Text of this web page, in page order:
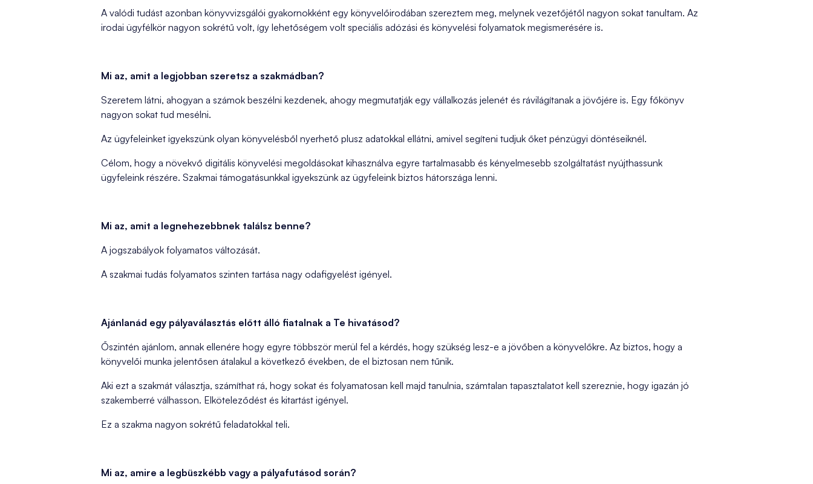
A valódi tudást azonban könyvvizsgálói gyakornokként egy könyvelőirodában szereztem meg, melynek vezetőjétől nagyon sokat tanultam. Az
irodai ügyfélkör nagyon sokrétű volt, így lehetőségem volt speciális adózási és könyvelési folyamatok megismerésére is.
Mi az, amit a legjobban szeretsz a szakmádban?
Szeretem látni, ahogyan a számok beszélni kezdenek, ahogy megmutatják egy vállalkozás jelenét és rávilágítanak a jövőjére is. Egy főkönyv
nagyon sokat tud mesélni.
Az ügyfeleinket igyekszünk olyan könyvelésből nyerhető plusz adatokkal ellátni, amivel segíteni tudjuk őket pénzügyi döntéseiknél.
Célom, hogy a növekvő digitális könyvelési megoldásokat kihasználva egyre tartalmasabb és kényelmesebb szolgáltatást nyújthassunk
ügyfeleink részére. Szakmai támogatásunkkal igyekszünk az ügyfeleink biztos hátországa lenni.
Mi az, amit a legnehezebbnek találsz benne?
A jogszabályok folyamatos változását.
A szakmai tudás folyamatos szinten tartása nagy odafigyelést igényel.
Ajánlanád egy pályaválasztás előtt álló fiatalnak a Te hivatásod?
Őszintén ajánlom, annak ellenére hogy egyre többször merül fel a kérdés, hogy szükség lesz-e a jövőben a könyvelőkre. Az biztos, hogy a
könyvelői munka jelentősen átalakul a következő években, de el biztosan nem tűnik.
Aki ezt a szakmát választja, számíthat rá, hogy sokat és folyamatosan kell majd tanulnia, számtalan tapasztalatot kell szereznie, hogy igazán jó
szakemberré válhasson. Elköteleződést és kitartást igényel.
Ez a szakma nagyon sokrétű feladatokkal teli.
Mi az, amire a legbüszkébb vagy a pályafutásod során?